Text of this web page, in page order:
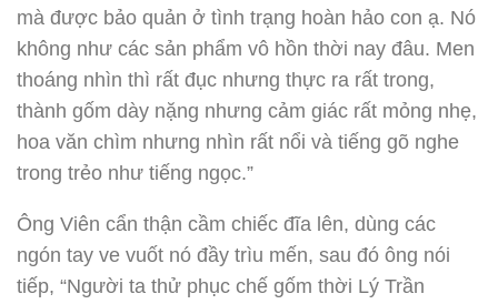
mà được bảo quản ở tình trạng hoàn hảo con ạ. Nó
không như các sản phẩm vô hồn thời nay đâu. Men
thoáng nhìn thì rất đục nhưng thực ra rất trong,
thành gốm dày nặng nhưng cảm giác rất mỏng nhẹ,
hoa văn chìm nhưng nhìn rất nổi và tiếng gõ nghe
trong trẻo như tiếng ngọc.”
Ông Viên cẩn thận cầm chiếc đĩa lên, dùng các
ngón tay ve vuốt nó đầy trìu mến, sau đó ông nói
tiếp, “Người ta thử phục chế gốm thời Lý Trần